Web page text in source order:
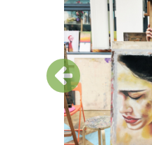
Předchozí